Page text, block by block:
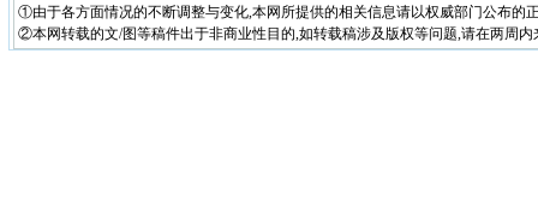
①由于各方面情况的不断调整与变化,本网所提供的相关信息请以权威部门公布的
②本网转载的文/图等稿件出于非商业性目的,如转载稿涉及版权等问题,请在两周内